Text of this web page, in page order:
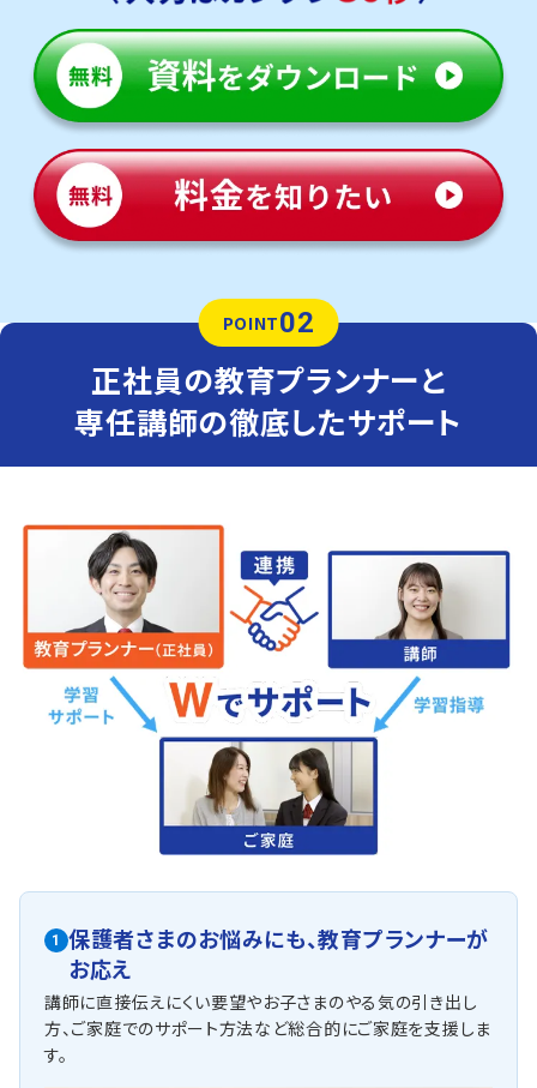
POINT02
正社員の教育プランナーと
専任講師の徹底したサポート
1 保護者さまのお悩みにも、教育プランナーが
お応え
講師に直接伝えにくい要望やお子さまのやる気の引き出し
方、ご家庭でのサポート方法など総合的にご家庭を支援しま
す。